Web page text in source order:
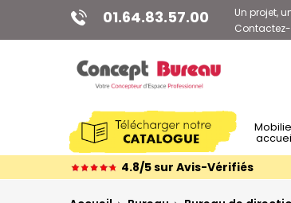
01.64.83.57.00
Un projet,
Contactez-
Mobilier
4.8/5 sur Avis-Vérifiés